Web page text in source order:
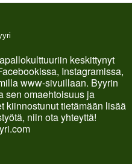
keskittynyt
Instagramissa,
www-sivuillaan. Byyrin
sen omaehtoisuus ja
kiinnostunut tietämään lisää
niin ota yhteyttä!